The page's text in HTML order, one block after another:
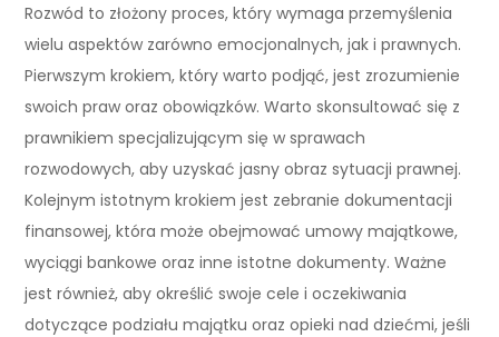
Rozwód to złożony proces, który wymaga przemyślenia
wielu aspektów zarówno emocjonalnych, jak i prawnych.
Pierwszym krokiem, który warto podjąć, jest zrozumienie
swoich praw oraz obowiązków. Warto skonsultować się z
prawnikiem specjalizującym się w sprawach
rozwodowych, aby uzyskać jasny obraz sytuacji prawnej.
Kolejnym istotnym krokiem jest zebranie dokumentacji
finansowej, która może obejmować umowy majątkowe,
wyciągi bankowe oraz inne istotne dokumenty. Ważne
jest również, aby określić swoje cele i oczekiwania
dotyczące podziału majątku oraz opieki nad dziećmi, jeśli